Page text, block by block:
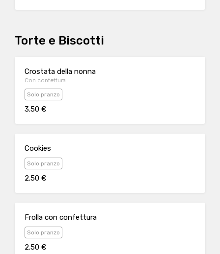
Torte e Biscotti
Crostata della nonna
Con confettura
Solo pranzo
3.50 €
Cookies
Solo pranzo
2.50 €
Frolla con confettura
Solo pranzo
2.50 €